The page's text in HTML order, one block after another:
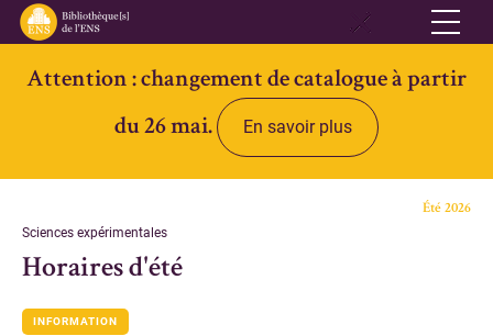
Réseau
Qui sommes-nous
Informations pratiques
Attention : changement de catalogue à partir
du 26 mai.
En savoir plus
Été 2026
Sciences expérimentales
Horaires d'été
INFORMATION